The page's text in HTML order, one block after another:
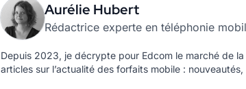
Aurélie Hubert
Rédactrice experte en téléphonie
Depuis 2023, je décrypte pour Edcom le marché de
articles sur l’actualité des forfaits mobile :